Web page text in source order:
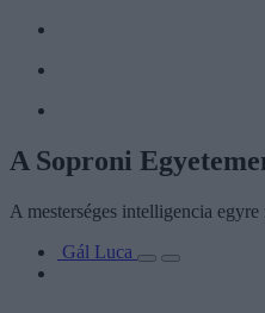
A Soproni
A mesterséges intelligencia
Gál Luca